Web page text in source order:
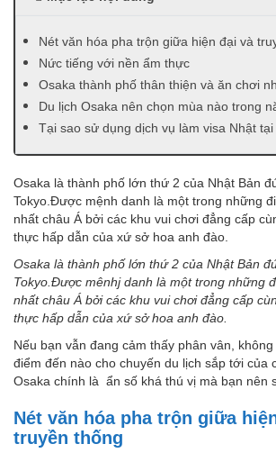
Nét văn hóa pha trộn giữa hiện đại và
Nức tiếng với nền ẩm thực
Osaka thành phố thân thiện và ăn chơi
Du lịch Osaka nên chọn mùa nào trong
Tại sao sử dụng dịch vụ làm visa Nhật tại
Osaka là thành phố lớn thứ 2 của Nhật Bản
Tokyo.Được mệnh danh là một trong những
nhất châu Á bởi các khu vui chơi đẳng cấp
thực hấp dẫn của xứ sở hoa anh đào.
Osaka là thành phố lớn thứ 2 của Nhật Bản
Tokyo.Được mênhj danh là một trong những
nhất châu Á bởi các khu vui chơi đẳng cấp
thực hấp dẫn của xứ sở hoa anh đào.
Nếu bạn vẫn đang cảm thấy phân vân,
điểm đến nào cho chuyến du lịch sắp tới của
Osaka chính là ẩn số khá thú vị mà bạn nên
Nét văn hóa pha trộn giữa
truyền thống